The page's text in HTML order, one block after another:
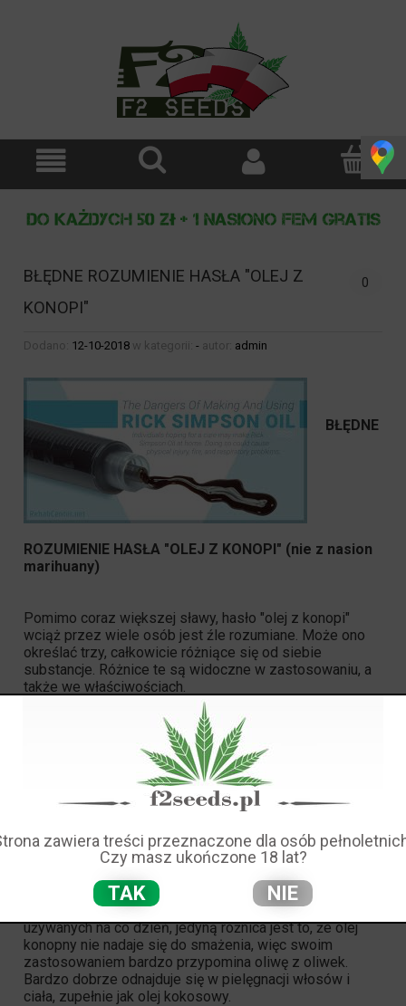
BŁĘDNE ROZUMIENIE HASŁA "OLEJ Z
KONOPI"
0
Dodano: 12-10-2018 w kategorii: - autor: admin
BŁĘDNE
ROZUMIENIE HASŁA "OLEJ Z KONOPI" (nie z nasion
marihuany)
Pomimo coraz większej sławy, hasło "olej z konopi"
wciąż przez wiele osób jest źle rozumiane. Może ono
określać trzy, całkowicie różniące się od siebie
substancje. Różnice te są widoczne w zastosowaniu, a
także we właściwościach.
Warto zatem przeczytać kilka ważnych kwestii
dotyczących powyższego tematu. Nigdy niewiadomo
czy dyskusja nie potoczy się właśnie w te stronę - w
stronę oleju z konopi.
Olej konopny, który w swoim składzie nie posiada ani
CBD ani THC, to po prostu tłuszcz, który możemy
używać w kuchni. Na ciepło bądź też na zimno.
Praktycznie nie różni się niczym od popularnych olei
używanych na co dzień, jedyną różnica jest to, że olej
konopny nie nadaje się do smażenia, więc swoim
zastosowaniem bardzo przypomina oliwę z oliwek.
Bardzo dobrze odnajduje się w pielęgnacji włosów i
ciała, zupełnie jak olej kokosowy.
zawiera treści przeznaczone dla osób
Czy masz ukończone 18 lat?
TAK NIE